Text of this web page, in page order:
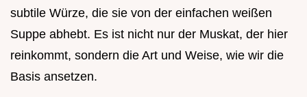
subtile Würze, die sie von der einfachen weißen
Suppe abhebt. Es ist nicht nur der Muskat, der hier
reinkommt, sondern die Art und Weise, wie wir die
Basis ansetzen.